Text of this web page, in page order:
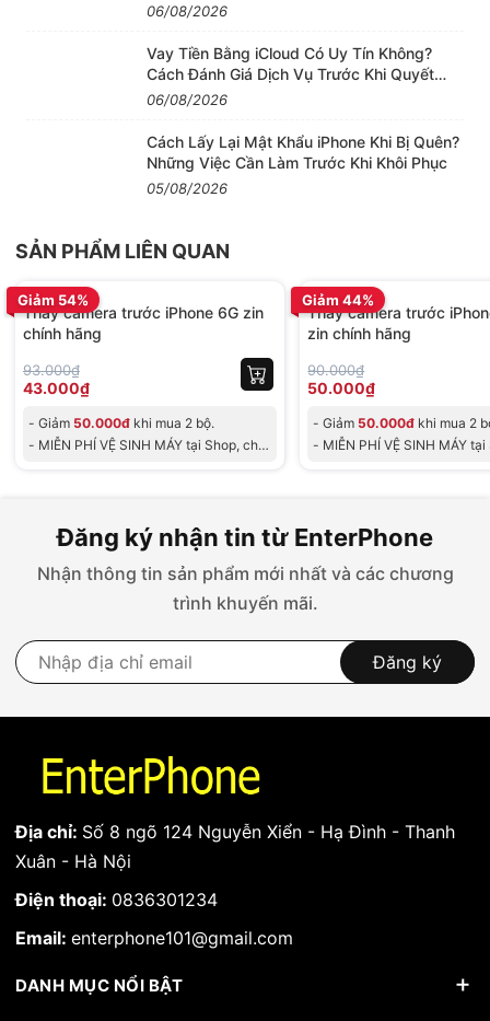
7 Plus đến cửa hàng Enterphone của chúng tôi để
được hỗ trợ kiểm tra và vệ sinh hoàn toàn miễn phí.
+ Nếu có hư hỏng, bạn có thể sử dụng ngay những
dịch vụ thay thế tại trung tâm để chấm dứt những
hư hỏng một cách nhanh nhất.
2. Tìm hiểu về camera trước iPhone 7 Plus
zin chính hãng:
Plus chính hãng, zin mới 100% cùng đội ngũ nhân
viên có chuyên môn, chúng tôi cam kết mang điện
thoại của quý khách về tình trạng hoạt động tốt
nhất với mức giá rẻ nhất cùng nhiều ưu đãi hấp dẫn.
Thông tin camera trước iPhone 7 Plus zin
. iPhone 7 Plus được ra mắt cùng thời điểm với
iPhone 7 vào năm 2016. Máy có một camera trước
06/08/2026
Vay Tiền Bằng iCloud Có Uy Tín Không?
Cách Đánh Giá Dịch Vụ Trước Khi Quyết
Định
06/08/2026
Cách Lấy Lại Mật Khẩu iPhone Khi Bị Quên?
Những Việc Cần Làm Trước Khi Khôi Phục
05/08/2026
SẢN PHẨM LIÊN QUAN
Giảm 54%
BH 30 ngày
Thay camera trước iPhone 6G zin
chính hãng
93.000₫
43.000₫
- Giảm 50.000đ khi mua 2 bộ.
- MIỄN PHÍ VỆ SINH MÁY tại Shop, cho
Giảm 44%
Thay camera trước
zin chính hãng
90.000₫
50.000₫
- Giảm 50.000đ khi mua 2
- MIỄN PHÍ VỆ SINH MÁY
Đăng ký nhận tin từ EnterPhone
Nhận thông tin sản phẩm mới nhất và các chương
trình khuyến mãi.
Đăng ký
Địa chỉ: Số 8 ngõ 124 Nguyễn Xiển - Hạ Đình - Thanh
Xuân - Hà Nội
Điện thoại: 0836301234
Email: enterphone101@gmail.com
DANH MỤC NỔI BẬT